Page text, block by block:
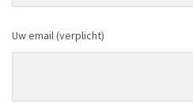
Uw email (verplicht)